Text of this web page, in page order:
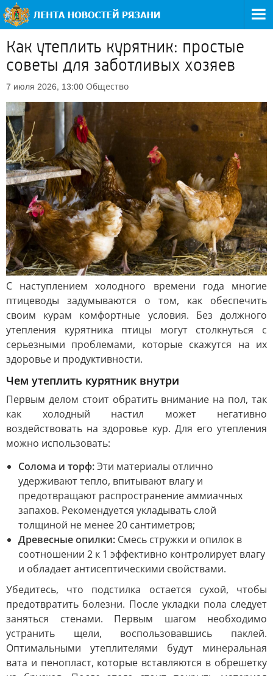
Как утеплить курятник: простые
советы для заботливых хозяев
7 июля 2026, 13:00 Общество
С наступлением холодного времени года многие
птицеводы задумываются о том, как обеспечить
своим курам комфортные условия. Без должного
утепления курятника птицы могут столкнуться с
серьезными проблемами, которые скажутся на их
здоровье и продуктивности.
Чем утеплить курятник внутри
Первым делом стоит обратить внимание на пол, так
как холодный настил может негативно
воздействовать на здоровье кур. Для его утепления
можно использовать:
Солома и торф:Эти материалы отлично
удерживают тепло, впитывают влагу и
предотвращают распространение аммиачных
запахов. Рекомендуется укладывать слой
толщиной не менее 20 сантиметров;
Древесные опилки: Смесь стружки и опилок в
соотношении 2 к 1 эффективно контролирует влагу
и обладает антисептическими свойствами.
Убедитесь, что подстилка остается сухой, чтобы
предотвратить болезни. После укладки пола следует
заняться стенами. Первым шагом необходимо
устранить щели, воспользовавшись паклей.
Оптимальными утеплителями будут минеральная
вата и пенопласт, которые вставляются в обрешетку